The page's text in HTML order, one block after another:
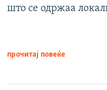
што се одржаа
прочитај повеќе